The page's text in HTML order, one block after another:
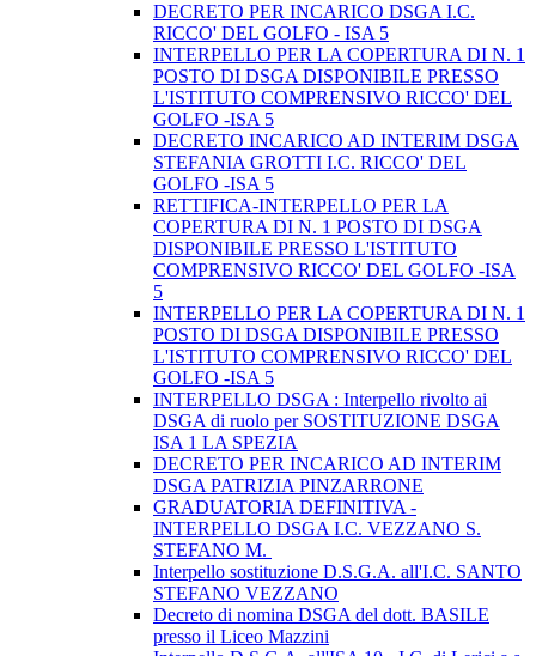
DECRETO PER INCARICO DSGA I.C.
RICCO' DEL GOLFO - ISA 5
INTERPELLO PER LA COPERTURA DI N. 1
POSTO DI DSGA DISPONIBILE PRESSO
L'ISTITUTO COMPRENSIVO RICCO' DEL
GOLFO -ISA 5
DECRETO INCARICO AD INTERIM DSGA
STEFANIA GROTTI I.C. RICCO' DEL
GOLFO -ISA 5
RETTIFICA-INTERPELLO PER LA
COPERTURA DI N. 1 POSTO DI DSGA
DISPONIBILE PRESSO L'ISTITUTO
COMPRENSIVO RICCO' DEL GOLFO -ISA
5
INTERPELLO PER LA COPERTURA DI N. 1
POSTO DI DSGA DISPONIBILE PRESSO
L'ISTITUTO COMPRENSIVO RICCO' DEL
GOLFO -ISA 5
INTERPELLO DSGA : Interpello rivolto ai
DSGA di ruolo per SOSTITUZIONE DSGA
ISA 1 LA SPEZIA
DECRETO PER INCARICO AD INTERIM
DSGA PATRIZIA PINZARRONE
GRADUATORIA DEFINITIVA -
INTERPELLO DSGA I.C. VEZZANO S.
STEFANO M.
Interpello sostituzione D.S.G.A. all'I.C. SANTO
STEFANO VEZZANO
Decreto di nomina DSGA del dott. BASILE
presso il Liceo Mazzini